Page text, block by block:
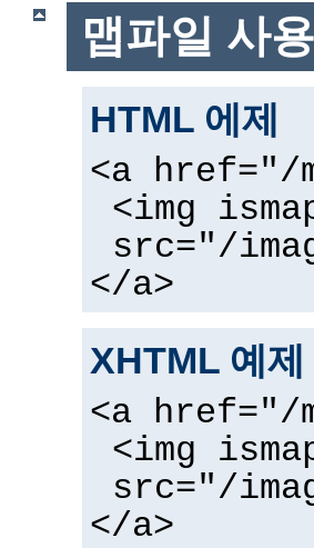
맵파일 사
HTML 에제
<a href="/
<img
src="/
</a>
XHTML 예제
<a href="/
<img
src="/
</a>